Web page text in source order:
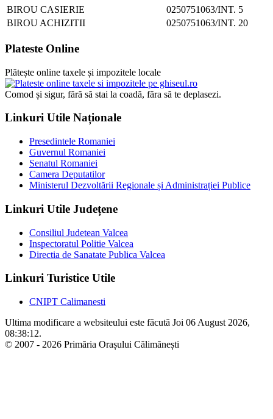
BIROU CASIERIE
0250751063/INT. 5
BIROU ACHIZITII
0250751063/INT. 20
Plateste Online
Plătește online taxele și impozitele locale
Comod și sigur, fără să stai la coadă, făra să te deplasezi.
Linkuri Utile Naționale
Presedintele Romaniei
Guvernul Romaniei
Senatul Romaniei
Camera Deputatilor
Ministerul Dezvoltării Regionale și Administrației Publice
Linkuri Utile Județene
Consiliul Judetean Valcea
Inspectoratul Politie Valcea
Directia de Sanatate Publica Valcea
Linkuri Turistice Utile
CNIPT Calimanesti
Ultima modificare a websiteului este făcută Joi 06 August 2026,
08:38:12.
© 2007 - 2026 Primăria Orașului Călimănești